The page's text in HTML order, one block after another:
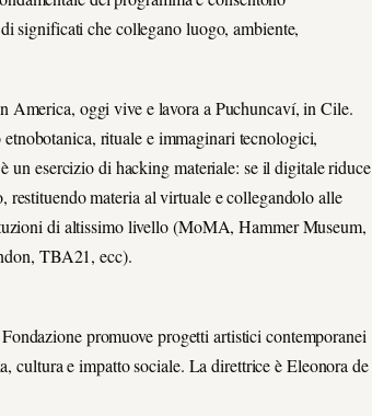
significati che collegano luogo, ambiente,
America, oggi vive e lavora a Puchuncaví, in Cile.
rituale e immaginari tecnologici,
un esercizio di hacking materiale: se il digitale riduce
materia al virtuale e collegandolo alle
di altissimo livello (MoMA, Hammer Museum,
TBA21, ecc).
promuove progetti artistici contemporanei
cultura e impatto sociale. La direttrice è Eleonora de